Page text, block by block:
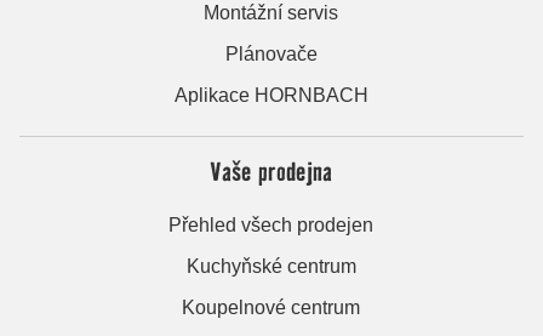
Montážní servis
Plánovače
Aplikace HORNBACH
Vaše prodejna
Přehled všech prodejen
Kuchyňské centrum
Koupelnové centrum